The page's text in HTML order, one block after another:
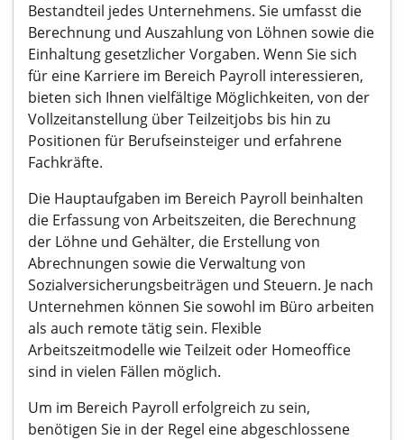
Bestandteil jedes Unternehmens. Sie umfasst die
Berechnung und Auszahlung von Löhnen sowie die
Einhaltung gesetzlicher Vorgaben. Wenn Sie sich
für eine Karriere im Bereich Payroll interessieren,
bieten sich Ihnen vielfältige Möglichkeiten, von der
Vollzeitanstellung über Teilzeitjobs bis hin zu
Positionen für Berufseinsteiger und erfahrene
Fachkräfte.
Die Hauptaufgaben im Bereich Payroll beinhalten
die Erfassung von Arbeitszeiten, die Berechnung
der Löhne und Gehälter, die Erstellung von
Abrechnungen sowie die Verwaltung von
Sozialversicherungsbeiträgen und Steuern. Je nach
Unternehmen können Sie sowohl im Büro arbeiten
als auch remote tätig sein. Flexible
Arbeitszeitmodelle wie Teilzeit oder Homeoffice
sind in vielen Fällen möglich.
Um im Bereich Payroll erfolgreich zu sein,
benötigen Sie in der Regel eine abgeschlossene